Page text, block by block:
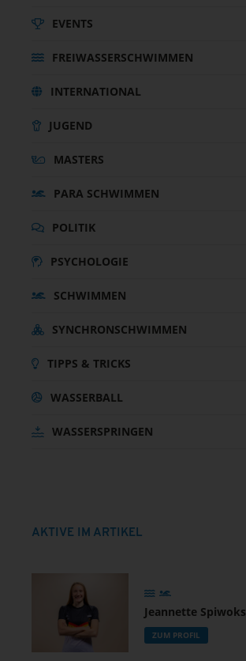
EVENTS
FREIWASSERSCHWIMMEN
INTERNATIONAL
JUGEND
MASTERS
PARA SCHWIMMEN
POLITIK
PSYCHOLOGIE
SCHWIMMEN
SYNCHRONSCHWIMMEN
TIPPS & TRICKS
WASSERBALL
WASSERSPRINGEN
AKTIVE IM ARTIKEL
Jeannette Spiwoks
ZUM PROFIL